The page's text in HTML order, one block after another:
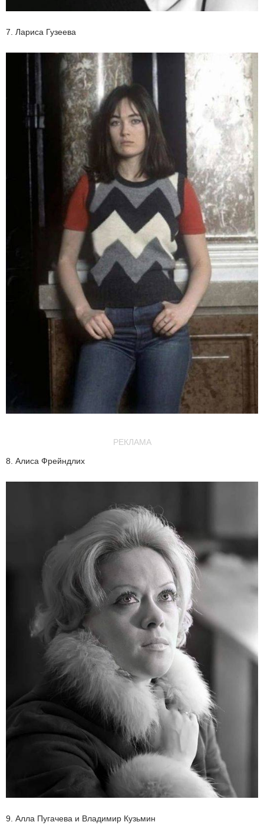
7. Лариса Гузеева
РЕКЛАМА
8. Алиса Фрейндлих
9. Алла Пугачева и Владимир Кузьмин